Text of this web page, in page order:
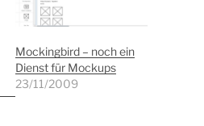
Mockingbird – noch ein
Dienst für Mockups
23/11/2009